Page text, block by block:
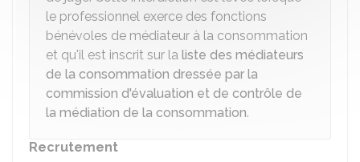
le professionnel exerce des fonctions
bénévoles de médiateur à la consommation
et qu'il est inscrit sur la liste des médiateurs
de la consommation dressée par la
commission d'évaluation et de contrôle de
la médiation de la consommation.
Recrutement